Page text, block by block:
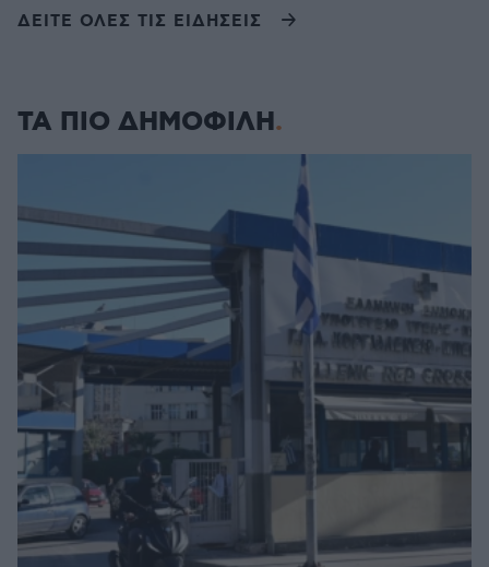
ΔΕΙΤΕ ΟΛΕΣ ΤΙΣ ΕΙΔΗΣΕΙΣ
ΤΑ ΠΙΟ ΔΗΜΟΦΙΛΗ